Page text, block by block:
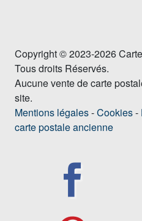
Copyright © 2023-2026
Tous droits Réservés.
Aucune vente de carte
site.
Mentions légales-Cookies-
carte postale ancienne